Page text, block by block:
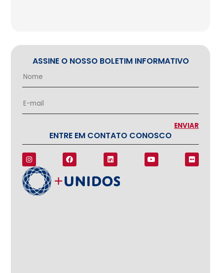
ASSINE O NOSSO BOLETIM INFORMATIVO
ENTRE EM CONTATO CONOSCO